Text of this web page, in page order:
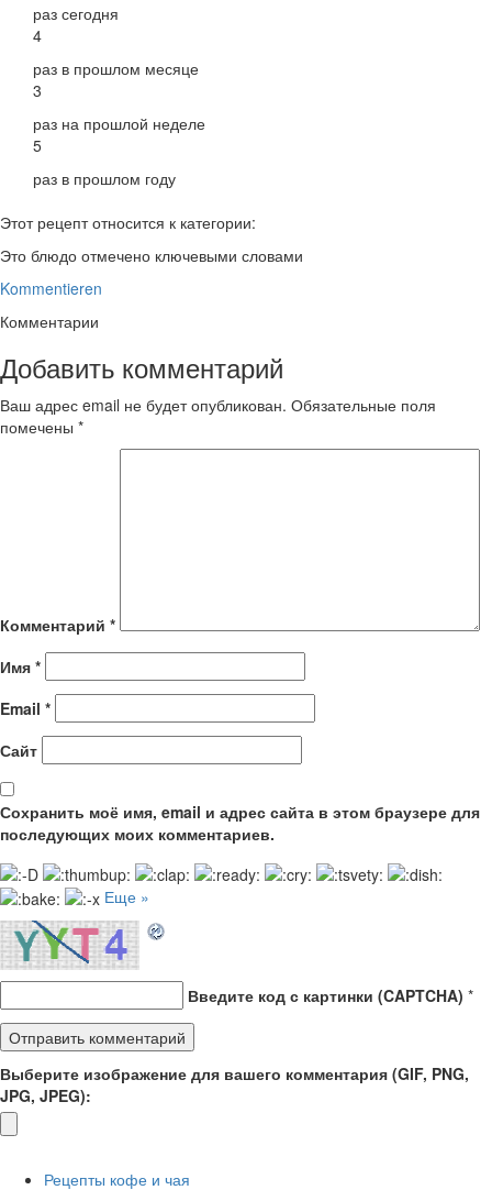
раз сегодня
4
раз в прошлом месяце
3
раз на прошлой неделе
5
раз в прошлом году
Этот рецепт относится к категории:
Это блюдо отмечено ключевыми словами
Kommentieren
Комментарии
Добавить комментарий
Ваш адрес email не будет опубликован. Обязательные поля
помечены *
Комментарий *
Имя *
Email *
Сайт
Сохранить моё имя, email и адрес сайта в этом браузере для
последующих моих комментариев.
Еще »
Введите код с картинки (CAPTCHA) *
Выберите изображение для вашего комментария (GIF, PNG,
JPG, JPEG):
Рецепты кофе и чая